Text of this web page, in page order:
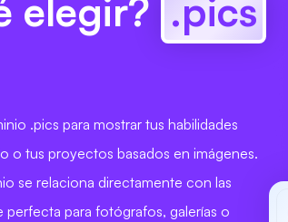
elegir? .pics
.pics para mostrar tus habilidades
o tus proyectos basados en imágenes.
se relaciona directamente con las
perfecta para fotógrafos, galerías o